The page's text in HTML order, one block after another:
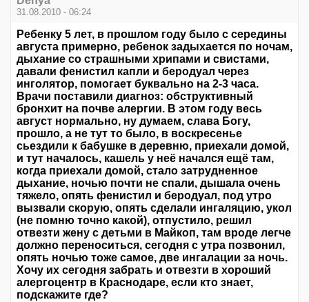
31.08.2010 - 06:24
Ребенку 5 лет, в прошлом году было с середины
августа примерно, ребенок задыхается по ночам,
дыхание со страшными хрипами и свистами,
давали фенистил капли и беродуал через
инголятор, помогает буквально на 2-3 часа.
Врачи поставили диагноз: обструктивный
бронхит на почве алергии. В этом году весь
август нормально, ну думаем, слава Богу,
прошло, а не тут то было, в воскресенье
сьездили к бабушке в деревню, приехали домой,
и тут началось, кашель у неё начался ещё там,
когда приехали домой, стало затрудненное
дыхание, ночью почти не спали, дышала очень
тяжело, опять фенистил и беродуал, под утро
вызвали скорую, опять сделали ингаляцию, укол
(не помню точно какой), отпустило, решил
отвезти жену с детьми в Майкоп, там вроде легче
должно переноситься, сегодня с утра позвонил,
опять ночью тоже самое, две ингалации за ночь.
Хочу их сегодня забрать и отвезти в хороший
алергоцентр в Краснодаре, если кто знает,
подскажите где?